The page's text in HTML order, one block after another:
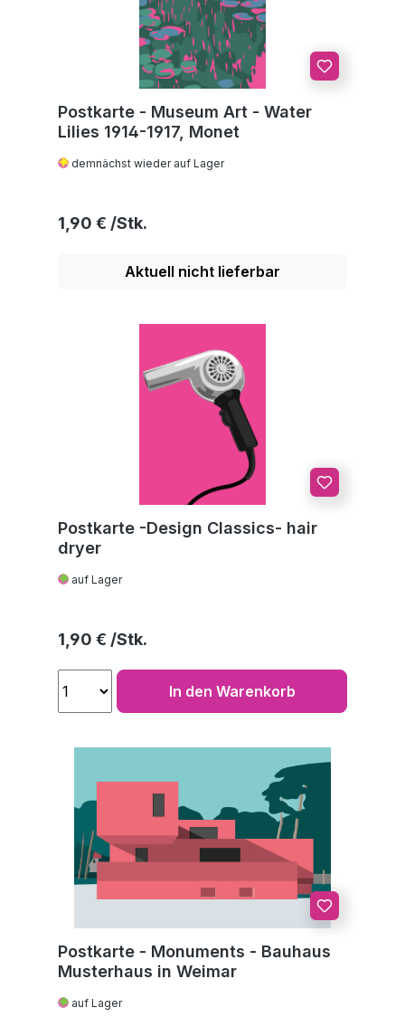
Postkarte - Museum Art - Water
Lilies 1914-1917, Monet
demnächst wieder auf Lager
Regulärer Preis:
1,90 €
Aktuell nicht lieferbar
Postkarte -Design Classics- hair
dryer
auf Lager
Regulärer Preis:
1,90 €
In den Warenkorb
Postkarte - Monuments - Bauhaus
Musterhaus in Weimar
auf Lager